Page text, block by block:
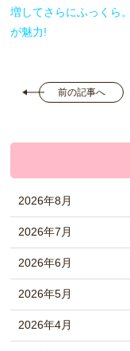
増してさらにふっくら
が魅力!
前の記事へ
2026年8月
2026年7月
2026年6月
2026年5月
2026年4月